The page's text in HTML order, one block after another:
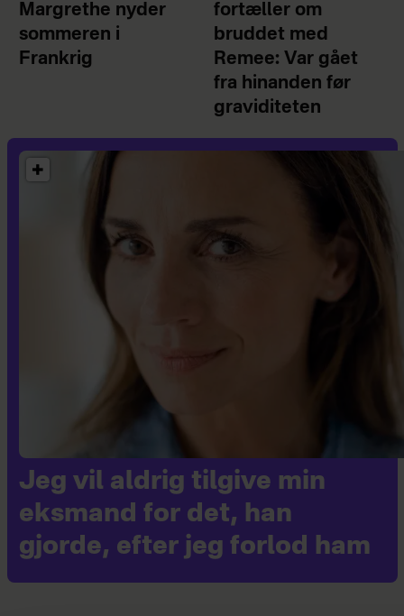
Margrethe nyder
sommeren i
Frankrig
fortæller om
bruddet med
Remee: Var gået
fra hinanden før
graviditeten
Jeg vil aldrig tilgive min
eksmand for det, han
gjorde, efter jeg forlod ham